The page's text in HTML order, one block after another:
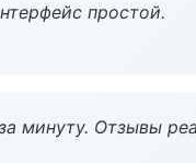
простой.
минуту. Отзывы